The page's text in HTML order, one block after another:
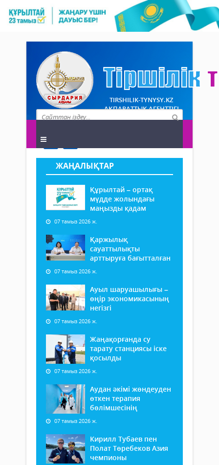
TIRSHILIK-TYNYSY.KZ
АҚПАРАТТЫҚ АГЕНТТІГІ
ЖАҢАЛЫҚТАР
Құрылтай – ортақ
мүдде жолындағы
маңызды қадам
07 тамыз 2026 ж.
Қаржылық
сауаттылықты
арттыруға бағытталған
07 тамыз 2026 ж.
Ауыл шаруашылығы –
өңір экономикасының
негізгі
07 тамыз 2026 ж.
Жаңақорғанда су
тарату станциясы іске
қосылды
07 тамыз 2026 ж.
Аудан әкімі жөндеуден
өткен терапия
бөлімшесінің
07 тамыз 2026 ж.
Кирилл Тубаев пен
Полат Төребеков Азия
чемпионы